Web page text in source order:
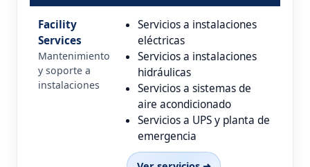
Facility
Services
Mantenimiento
y soporte a
instalaciones
Servicios a instalaciones
eléctricas
Servicios a instalaciones
hidráulicas
Servicios a sistemas de
aire acondicionado
Servicios a UPS y planta de
emergencia